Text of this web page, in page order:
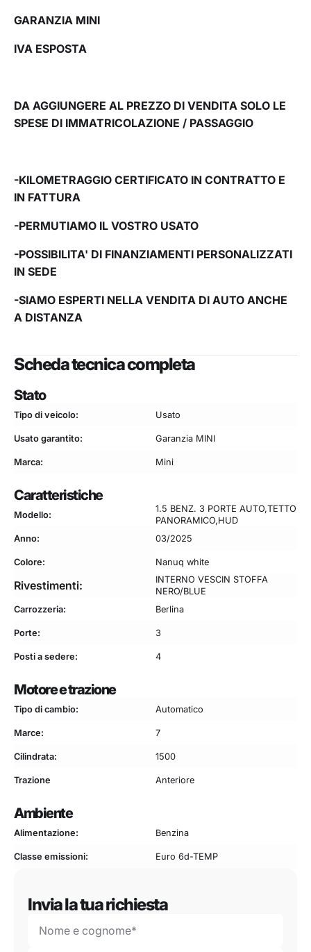
GARANZIA MINI
IVA ESPOSTA
DA AGGIUNGERE AL PREZZO DI VENDITA SOLO LE
SPESE DI IMMATRICOLAZIONE / PASSAGGIO
-KILOMETRAGGIO CERTIFICATO IN CONTRATTO E
IN FATTURA
-PERMUTIAMO IL VOSTRO USATO
-POSSIBILITA' DI FINANZIAMENTI PERSONALIZZATI
IN SEDE
-SIAMO ESPERTI NELLA VENDITA DI AUTO ANCHE
A DISTANZA
Scheda tecnica completa
Stato
Tipo di veicolo: Usato
Usato garantito: Garanzia MINI
Marca: Mini
Caratteristiche
Modello:
1.5 BENZ. 3 PORTE AUTO,TETTO
PANORAMICO,HUD
Anno:
03/2025
Colore: Nanuq white
Rivestimenti:
INTERNO VESCIN STOFFA
NERO/BLUE
Carrozzeria:
Berlina
Porte: 3
Posti a sedere: 4
Motore e trazione
Tipo di cambio: Automatico
Marce: 7
Cilindrata: 1500
Trazione Anteriore
Ambiente
Alimentazione: Benzina
Classe emissioni: Euro 6d-TEMP
Invia la tua richiesta